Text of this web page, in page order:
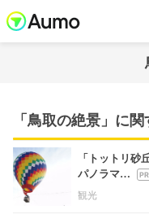
「鳥取の絶景」に
「トットリ砂
パノラマ…
観光